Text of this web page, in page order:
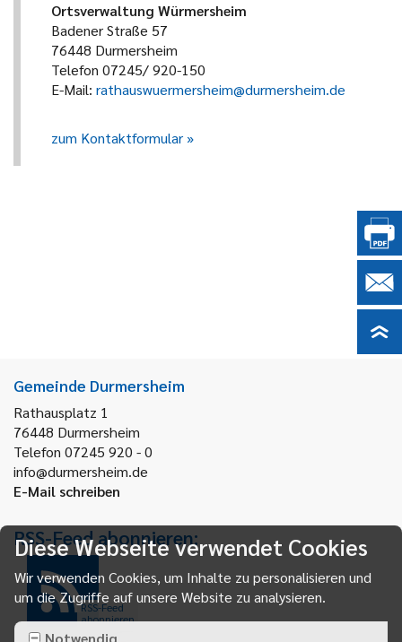
Ortsverwaltung Würmersheim
Badener Straße 57
76448 Durmersheim
Telefon 07245/ 920-150
E-Mail: rathauswuermersheim@durmersheim.de
zum Kontaktformular
Gemeinde Durmersheim
Rathausplatz 1
76448 Durmersheim
Telefon 07245 920 - 0
info@durmersheim.de
E-Mail schreiben
RSS-Feed abonnieren:
RSS-Feed
abonnieren
Diese Webseite verwendet Cookies
Wir verwenden Cookies, um Inhalte zu personalisieren und
um die Zugriffe auf unsere Website zu analysieren.
Notwendig